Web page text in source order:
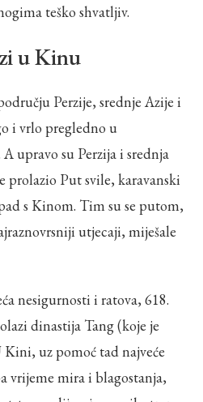
teško shvatljiv.
u Kinu
Perzije, srednje Azije i
i vrlo pregledno u
upravo su Perzija i srednja
prolazio Put svile, karavanski
s Kinom. Tim su se putom,
utjecaji, miješale
nesigurnosti i ratova, 618.
dinastija Tang (koje je
Kini, uz pomoć tad najveće
vrijeme mira i blagostanja,